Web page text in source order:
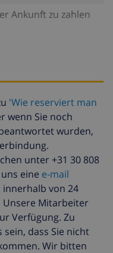
Ankunft zu zahlen
zahlen
Tag , bei der
zahlen
bei der Ankunft zu
Gesamtsumme
'Wie reserviert man
wenn Sie noch
wurden,
unter +31 30 808
eine e-mail
von 24
Unsere Mitarbeiter
Verfügung. Zu
dass Sie nicht
Wir bitten